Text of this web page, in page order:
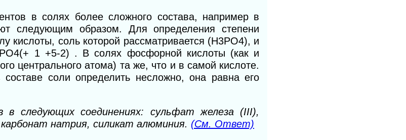
в солях более сложного состава, например в
следующим образом. Для определения степени
кислоты, соль которой рассматривается (Н3РО4), и
1 +5-2) . В солях фосфорной кислоты (как и
центрального атома) та же, что и в самой кислоте.
соли определить несложно, она равна его
следующих соединениях: сульфат железа (III),
натрия, силикат алюминия. (См. Ответ)